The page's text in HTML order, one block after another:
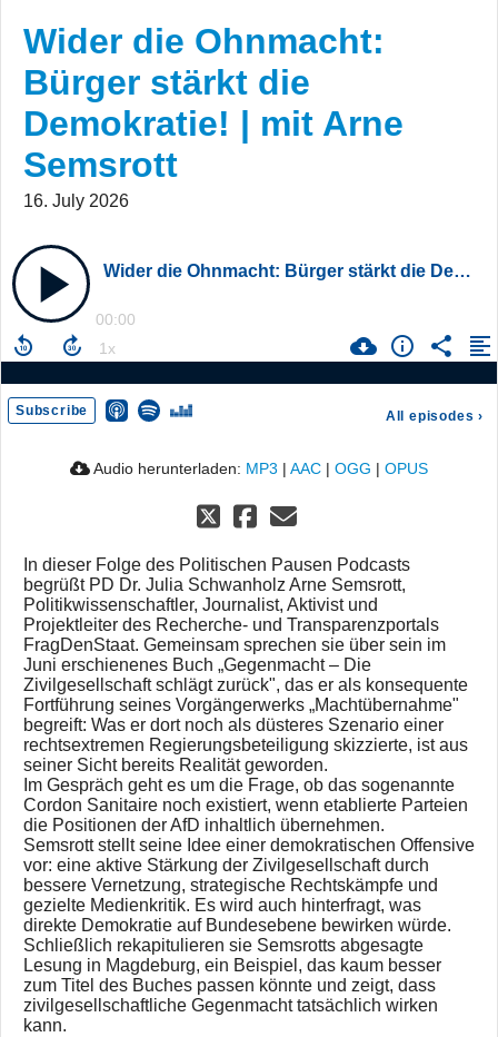
Wider die Ohnmacht:
Bürger stärkt die
Demokratie! | mit Arne
Semsrott
16. July 2026
Wider die Ohnmacht: Bürger stärkt die Demokratie! | mit Arne Semsrott
00:00
Subscribe All episodes ›
Audio herunterladen: MP3 | AAC | OGG | OPUS
In dieser Folge des Politischen Pausen Podcasts
begrüßt PD Dr. Julia Schwanholz Arne Semsrott,
Politikwissenschaftler, Journalist, Aktivist und
Projektleiter des Recherche- und Transparenzportals
FragDenStaat. Gemeinsam sprechen sie über sein im
Juni erschienenes Buch „Gegenmacht – Die
Zivilgesellschaft schlägt zurück", das er als konsequente
Fortführung seines Vorgängerwerks „Machtübernahme"
begreift: Was er dort noch als düsteres Szenario einer
rechtsextremen Regierungsbeteiligung skizzierte, ist aus
seiner Sicht bereits Realität geworden.
Im Gespräch geht es um die Frage, ob das sogenannte
Cordon Sanitaire noch existiert, wenn etablierte Parteien
die Positionen der AfD inhaltlich übernehmen.
Semsrott stellt seine Idee einer demokratischen Offensive
vor: eine aktive Stärkung der Zivilgesellschaft durch
bessere Vernetzung, strategische Rechtskämpfe und
gezielte Medienkritik. Es wird auch hinterfragt, was
direkte Demokratie auf Bundesebene bewirken würde.
Schließlich rekapitulieren sie Semsrotts abgesagte
Lesung in Magdeburg, ein Beispiel, das kaum besser
zum Titel des Buches passen könnte und zeigt, dass
zivilgesellschaftliche Gegenmacht tatsächlich wirken
kann.